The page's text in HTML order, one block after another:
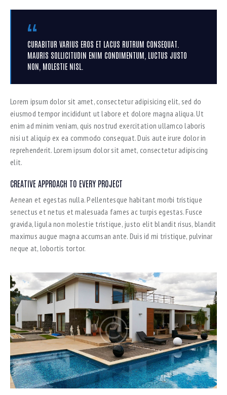
CURABITUR VARIUS EROS ET LACUS RUTRUM CONSEQUAT.
MAURIS SOLLICITUDIN ENIM CONDIMENTUM, LUCTUS JUSTO
NON, MOLESTIE NISL.
Lorem ipsum dolor sit amet, consectetur adipisicing elit, sed do
eiusmod tempor incididunt ut labore et dolore magna aliqua. Ut
enim ad minim veniam, quis nostrud exercitation ullamco laboris
nisi ut aliquip ex ea commodo consequat. Duis aute irure dolor in
reprehenderit. Lorem ipsum dolor sit amet, consectetur adipiscing
elit.
CREATIVE APPROACH TO EVERY PROJECT
Aenean et egestas nulla. Pellentesque habitant morbi tristique
senectus et netus et malesuada fames ac turpis egestas. Fusce
gravida, ligula non molestie tristique, justo elit blandit risus, blandit
maximus augue magna accumsan ante. Duis id mi tristique, pulvinar
neque at, lobortis tortor.